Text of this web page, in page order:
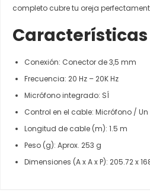
completo cubre tu oreja
Características
Conexión: Conector de 3,5 mm
Frecuencia: 20 Hz – 20K Hz
Micrófono integrado: SÍ
Control en el cable: Micrófono /
Longitud de cable (m): 1.5 m
Peso (g): Aprox. 253 g
Dimensiones (A x A x P): 205.72 x